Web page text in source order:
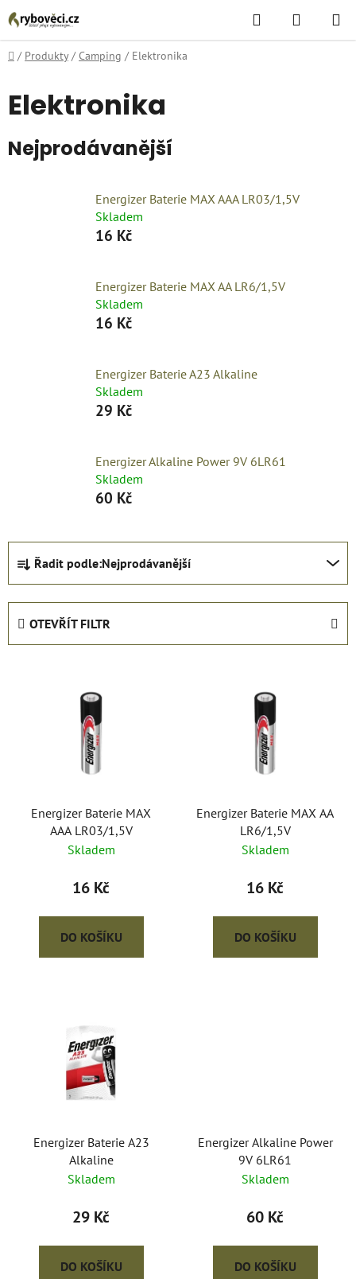
Přejít
na
obsah
Hledat
KOŠÍK
Domů
/ Produkty / Camping / Elektronika
Elektronika
Nejprodávanější
Energizer Baterie MAX AAA LR03/1,5V
Skladem
16 Kč
Energizer Baterie MAX AA LR6/1,5V
Skladem
16 Kč
Energizer Baterie A23 Alkaline
Skladem
29 Kč
Energizer Alkaline Power 9V 6LR61
Skladem
60 Kč
Ř
a
z
e
n
Řadit podle:Nejprodávanější
OTEVŘÍT FILTR
Energizer Baterie MAX
AAA LR03/1,5V
Skladem
16 Kč
DO KOŠÍKU
Energizer Baterie MAX AA
LR6/1,5V
Skladem
16 Kč
DO KOŠÍKU
Energizer Baterie A23
Alkaline
Skladem
29 Kč
DO KOŠÍKU
Energizer Alkaline Power
9V 6LR61
Skladem
60 Kč
DO KOŠÍKU